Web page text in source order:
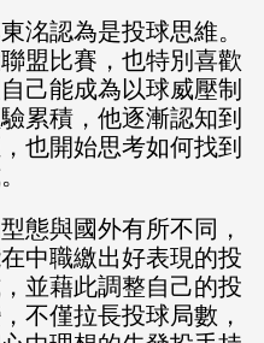
洺認為是投球思維。
盟比賽，也特別喜歡
己能成為以球威壓制
累積，他逐漸認知到
也開始思考如何找到
態與國外有所不同，
中職繳出好表現的投
並藉此調整自己的投
不僅拉長投球局數，